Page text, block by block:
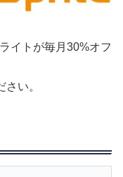
イトが毎月30%オフ
い。